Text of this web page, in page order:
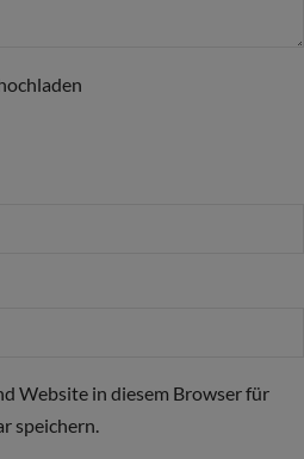
Website in diesem Browser für
speichern.